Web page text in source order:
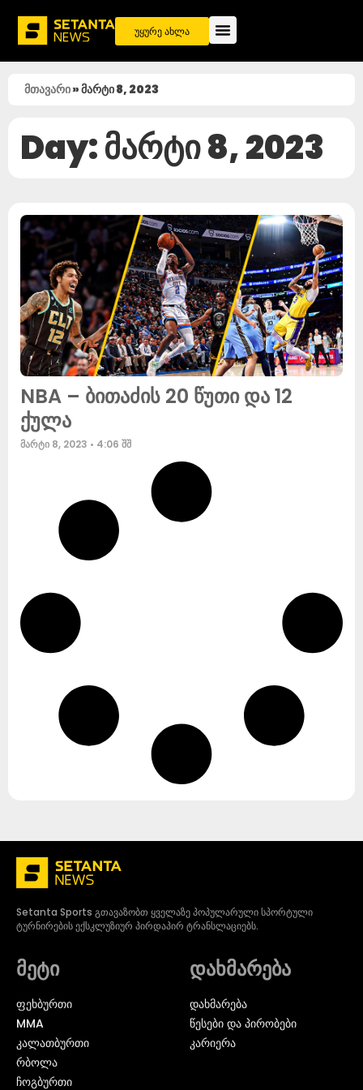
უყურე ახლა
მთავარი»მარტი 8, 2023
Day: მარტი 8, 2023
NBA – ბითაძის 20 წუთი და 12
ქულა
მარტი 8, 2023 4:06 შშ
Setanta Sports გთავაზობთ ყველაზე პოპულარული სპორტული
ტურნირების ექსკლუზიურ პირდაპირ ტრანსლაციებს.
მეტი
ᲤᲔᲮᲑᲣᲠᲗᲘ
MMA
ᲙᲐᲚᲐᲗᲑᲣᲠᲗᲘ
ᲠᲑᲝᲚᲐ
ᲩᲝᲒᲑᲣᲠᲗᲘ
დახმარება
დახმარება
წესები და პირობები
კარიერა